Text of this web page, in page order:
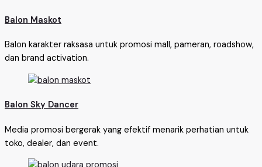
Balon Maskot
Balon karakter raksasa untuk promosi mall, pameran, roadshow,
dan brand activation.
Balon Sky Dancer
Media promosi bergerak yang efektif menarik perhatian untuk
toko, dealer, dan event.